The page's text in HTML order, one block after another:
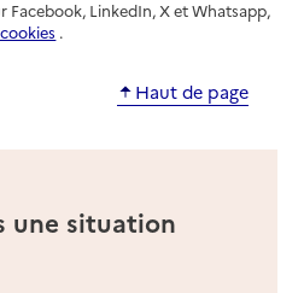
Facebook, LinkedIn, X et Whatsapp,
.
Haut de page
une situation